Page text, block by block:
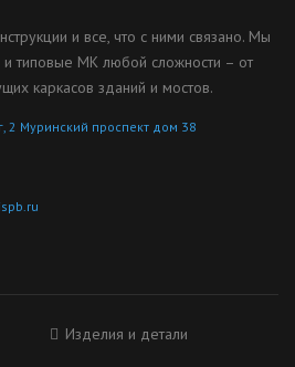
и все, что с ними связано. Мы
типовые МК любой сложности – от
каркасов зданий и мостов.
2 Муринский проспект дом 38
Изделия и детали